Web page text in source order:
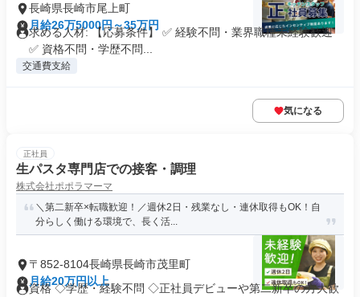
長崎県長崎市尾上町
月給26万5000円～35万円
求める人材: 【応募条件】 ✅ 経験不問・業界職種未経験歓迎
✅ 資格不問・学歴不問...
交通費支給
気になる
正社員
生パスタ専門店での接客・調理
株式会社ポポラマーマ
＼第二新卒×転職歓迎！／週休2日・残業なし・連休取得もOK！自
分らしく働ける環境で、長く活...
〒852-8104長崎県長崎市茂里町
月給20万円以上
資格 ◇学歴・経験不問 ◇正社員デビューや第二新卒の方大歓